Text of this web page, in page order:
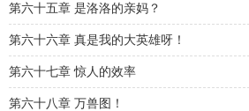
第六十五章 是洛洛的亲妈？
第六十六章 真是我的大英雄呀！
第六十七章 惊人的效率
第六十八章 万兽图！